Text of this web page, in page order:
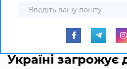
Україні загрожує